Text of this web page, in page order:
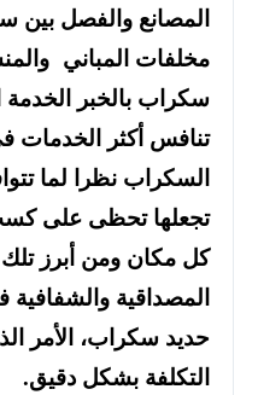
المصانع والفصل بين
مخلفات المباني
سكراب بالخبر الخدمة
تنافس أكثر الخدمات
السكراب نظرا لما
تجعلها تحظى على
كل مكان ومن أبرز تلك
المصداقية
حديد سكراب، الأمر
التكلفة بشكل دقيق.